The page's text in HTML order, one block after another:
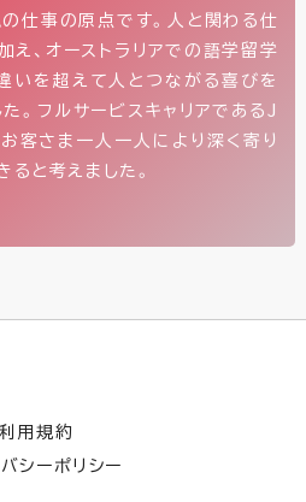
の仕事の原点です。人と関わる仕
え、オーストラリアでの語学留学
いを超えて人とつながる喜びを
。フルサービスキャリアであるJ
客さま一人一人により深く寄り
と考えました。
利用規約
シーポリシー